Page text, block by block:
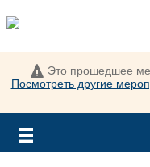
Это прошедшее
Посмотреть другие